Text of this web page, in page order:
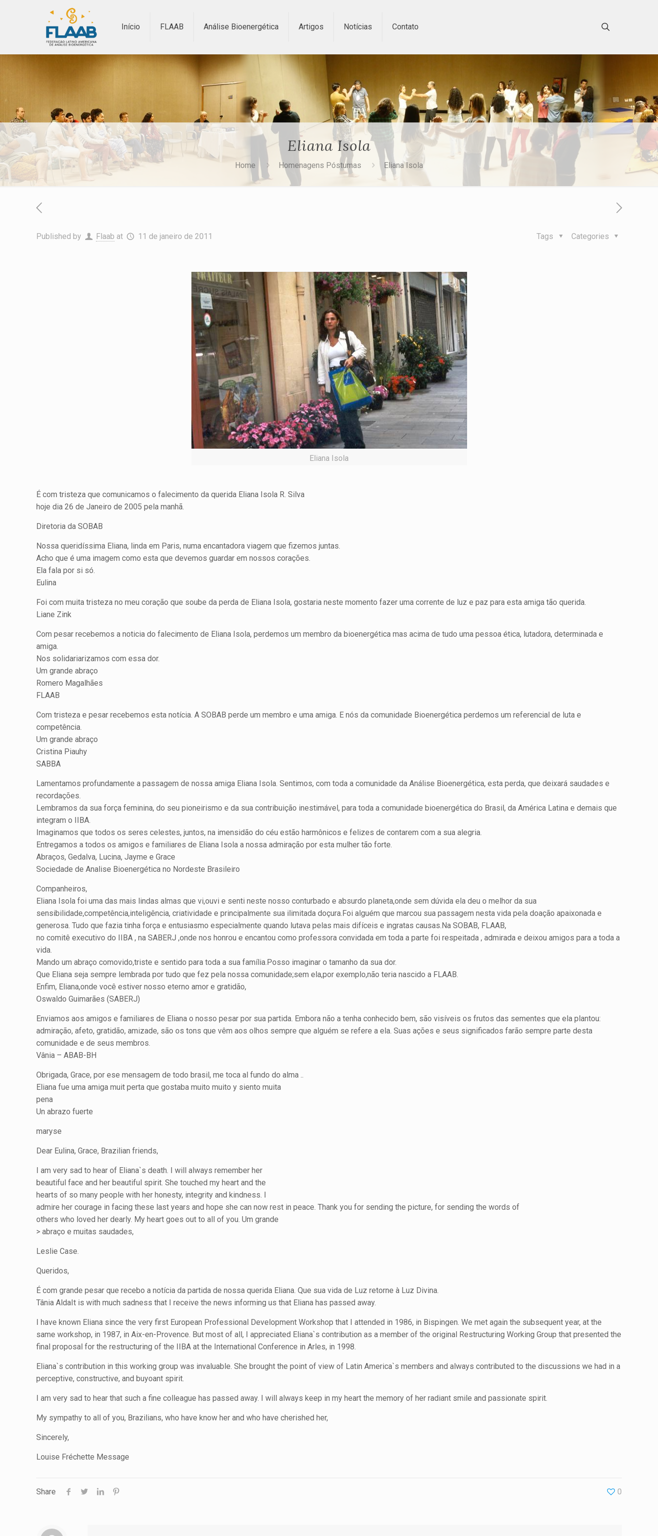
Início FLAAB Análise Bioenergética Artigos Notícias Contato
Eliana Isola
Home Homenagens Póstumas Eliana Isola
Published by Flaab at 11 de janeiro de 2011 Categories
Tags
Eliana Isola
É com tristeza que comunicamos o falecimento da querida Eliana Isola R. Silva
hoje dia 26 de Janeiro de 2005 pela manhã.
Diretoria da SOBAB
Nossa queridíssima Eliana, linda em Paris, numa encantadora viagem que fizemos juntas.
Acho que é uma imagem como esta que devemos guardar em nossos corações.
Ela fala por si só.
Eulina
Foi com muita tristeza no meu coração que soube da perda de Eliana Isola, gostaria neste momento fazer uma corrente de luz e paz para esta amiga tão querida.
Liane Zink
Com pesar recebemos a noticia do falecimento de Eliana Isola, perdemos um membro da bioenergética mas acima de tudo uma pessoa ética, lutadora, determinada e
amiga.
Nos solidariarizamos com essa dor.
Um grande abraço
Romero Magalhães
FLAAB
Com tristeza e pesar recebemos esta notícia. A SOBAB perde um membro e uma amiga. E nós da comunidade Bioenergética perdemos um referencial de luta e
competência.
Um grande abraço
Cristina Piauhy
SABBA
Lamentamos profundamente a passagem de nossa amiga Eliana Isola. Sentimos, com toda a comunidade da Análise Bioenergética, esta perda, que deixará saudades e
recordações.
Lembramos da sua força feminina, do seu pioneirismo e da sua contribuição inestimável, para toda a comunidade bioenergética do Brasil, da América Latina e demais que
integram o IIBA.
Imaginamos que todos os seres celestes, juntos, na imensidão do céu estão harmônicos e felizes de contarem com a sua alegria.
Entregamos a todos os amigos e familiares de Eliana Isola a nossa admiração por esta mulher tão forte.
Abraços, Gedalva, Lucina, Jayme e Grace
Sociedade de Analise Bioenergética no Nordeste Brasileiro
Companheiros,
Eliana Isola foi uma das mais lindas almas que vi,ouvi e senti neste nosso conturbado e absurdo planeta,onde sem dúvida ela deu o melhor da sua
sensibilidade,competência,inteligência, criatividade e principalmente sua ilimitada doçura.Foi alguém que marcou sua passagem nesta vida pela doação apaixonada e
generosa. Tudo que fazia tinha força e entusiasmo especialmente quando lutava pelas mais difíceis e ingratas causas.Na SOBAB, FLAAB,
no comitê executivo do IIBA , na SABERJ ,onde nos honrou e encantou como professora convidada em toda a parte foi respeitada , admirada e deixou amigos para a toda a
vida.
Mando um abraço comovido,triste e sentido para toda a sua família.Posso imaginar o tamanho da sua dor.
Que Eliana seja sempre lembrada por tudo que fez pela nossa comunidade;sem ela,por exemplo,não teria nascido a FLAAB.
Enfim, Eliana,onde você estiver nosso eterno amor e gratidão,
Oswaldo Guimarães (SABERJ)
Enviamos aos amigos e familiares de Eliana o nosso pesar por sua partida. Embora não a tenha conhecido bem, são visíveis os frutos das sementes que ela plantou:
admiração, afeto, gratidão, amizade, são os tons que vêm aos olhos sempre que alguém se refere a ela. Suas ações e seus significados farão sempre parte desta
comunidade e de seus membros.
Vânia – ABAB-BH
Obrigada, Grace, por ese mensagem de todo brasil, me toca al fundo do alma ..
Eliana fue uma amiga muit perta que gostaba muito muito y siento muita
pena
Un abrazo fuerte
maryse
Dear Eulina, Grace, Brazilian friends,
I am very sad to hear of Eliana`s death. I will always remember her
beautiful face and her beautiful spirit. She touched my heart and the
hearts of so many people with her honesty, integrity and kindness. I
admire her courage in facing these last years and hope she can now rest in peace. Thank you for sending the picture, for sending the words of
others who loved her dearly. My heart goes out to all of you. Um grande
> abraço e muitas saudades,
Leslie Case.
Queridos,
É com grande pesar que recebo a notícia da partida de nossa querida Eliana. Que sua vida de Luz retorne à Luz Divina.
Tânia AldaIt is with much sadness that I receive the news informing us that Eliana has passed away.
I have known Eliana since the very first European Professional Development Workshop that I attended in 1986, in Bispingen. We met again the subsequent year, at the
same workshop, in 1987, in Aix-en-Provence. But most of all, I appreciated Eliana`s contribution as a member of the original Restructuring Working Group that presented the
final proposal for the restructuring of the IIBA at the International Conference in Arles, in 1998.
Eliana`s contribution in this working group was invaluable. She brought the point of view of Latin America`s members and always contributed to the discussions we had in a
perceptive, constructive, and buyoant spirit.
I am very sad to hear that such a fine colleague has passed away. I will always keep in my heart the memory of her radiant smile and passionate spirit.
My sympathy to all of you, Brazilians, who have know her and who have cherished her,
Sincerely,
Louise Fréchette Message
Share 0